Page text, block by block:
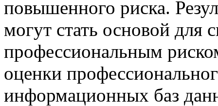
повышенного риска.
могут стать основой для
профессиональным
оценки
информационных баз